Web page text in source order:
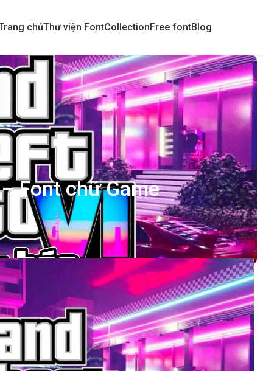
chủThư viện FontCollectionFree fontBlog
Font chữ Game